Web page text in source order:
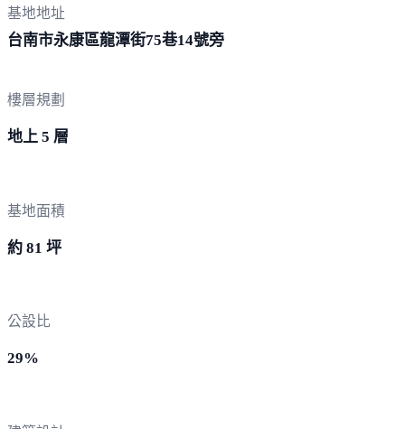
基地地址
台南市永康區龍潭街75巷14號旁
樓層規劃
地上 5 層
基地面積
約 81 坪
公設比
29%